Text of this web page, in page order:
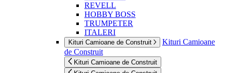
REVELL
HOBBY BOSS
TRUMPETER
ITALERI
Kituri Camioane de Construit
Kituri Camioane
de Construit
Kituri Camioane de Construit